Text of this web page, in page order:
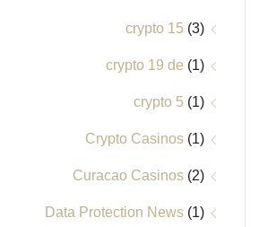
crypto 15 (3)
crypto 19 de (1)
crypto 5 (1)
Crypto Casinos (1)
Curacao Casinos (2)
Data Protection News (1)